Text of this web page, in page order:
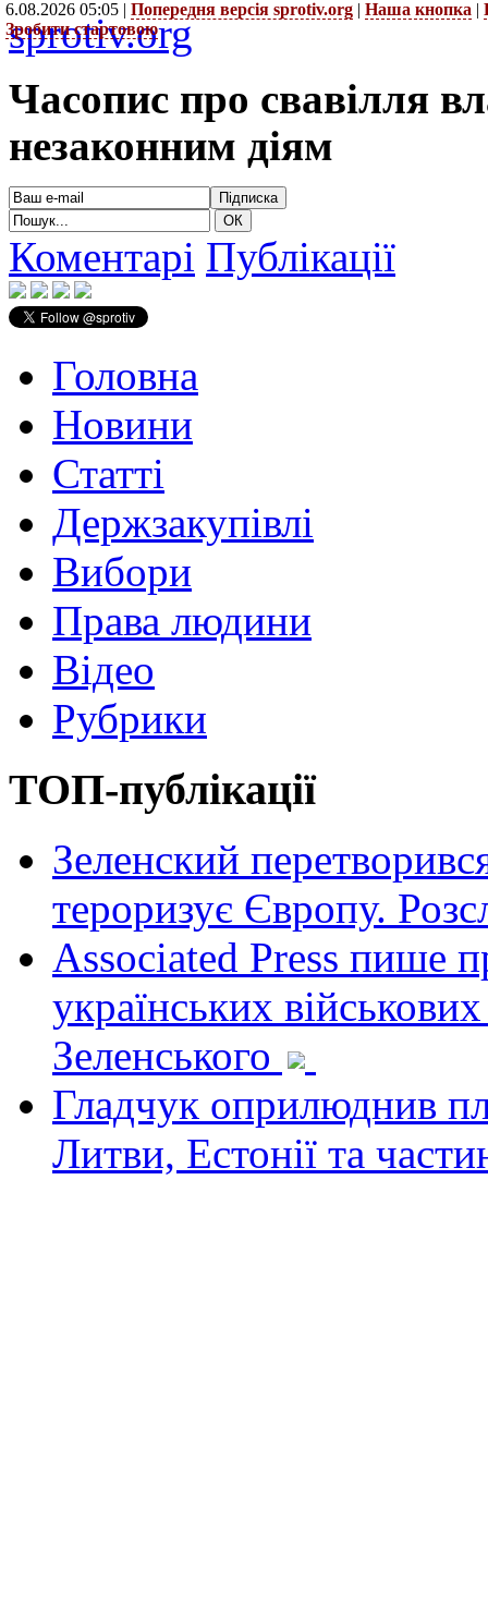
6.08.2026 05:05 | Попередня версія sprotiv.org | Наша кнопка |
Зробити стартовою
sprotiv.org
Часопис про свавілля
незаконним діям
Коментарі Публікації
Головна
Новини
Статті
Держзакупівлі
Вибори
Права людини
Відео
Рубрики
ТОП-публікації
Зеленский
тероризує Європу.
Associated Press пише
українських
Зеленського
Гладчук оприлюднив
Литви, Естонії та